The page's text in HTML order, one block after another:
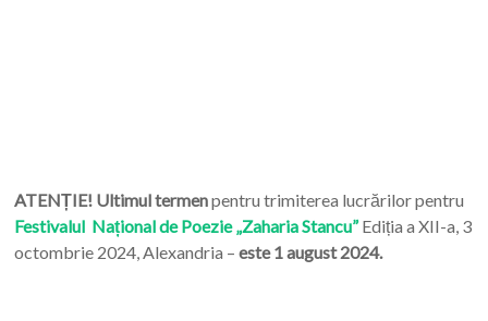
ATENȚIE! Ultimul termenpentru trimiterea lucrărilor pentru
Festivalul Național de Poezie „Zaharia Stancu”Ediția a XII-a, 3
octombrie 2024, Alexandria – este 1 august 2024.